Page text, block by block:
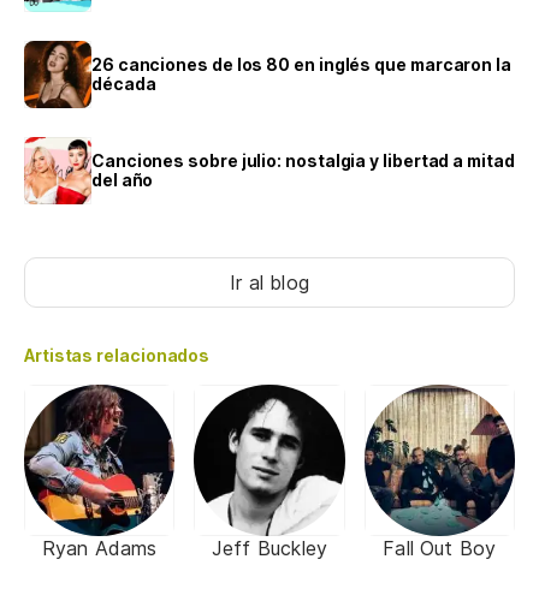
26 canciones de los 80 en inglés que marcaron la
década
Canciones sobre julio: nostalgia y libertad a mitad
del año
Ir al blog
Artistas relacionados
Ryan Adams Jeff Buckley Fall Out Boy